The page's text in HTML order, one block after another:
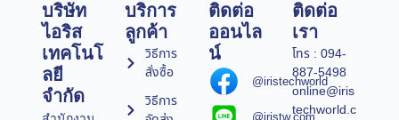
บริษัท
ไอริส
เทคโนโ
ลยี
จำกัด
บริการ
ลูกค้า
วิธีการ
สั่งซื้อ
วิธีการ
ติดต่อ
ออนไล
น์
@iristechworld
ติดต่อ
เรา
โทร : 094-
887-5498
online@iris
techworld.c